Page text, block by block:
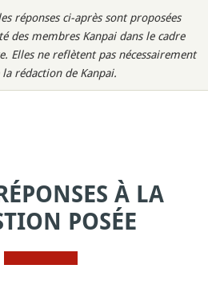
réponses ci-après sont proposées
des membres Kanpai dans le cadre
Elles ne reflètent pas nécessairement
rédaction de Kanpai.
À LA
POSÉE